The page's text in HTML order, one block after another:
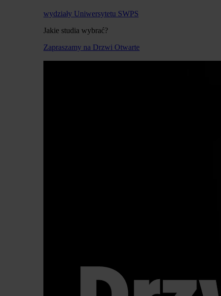
wydziały Uniwersytetu SWPS
Jakie studia wybrać?
Zapraszamy na Drzwi Otwarte